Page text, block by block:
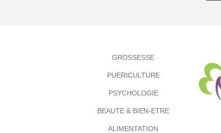
GROSSESSE
PUERICULTURE
PSYCHOLOGIE
BEAUTE & BIEN-ETRE
ALIMENTATION